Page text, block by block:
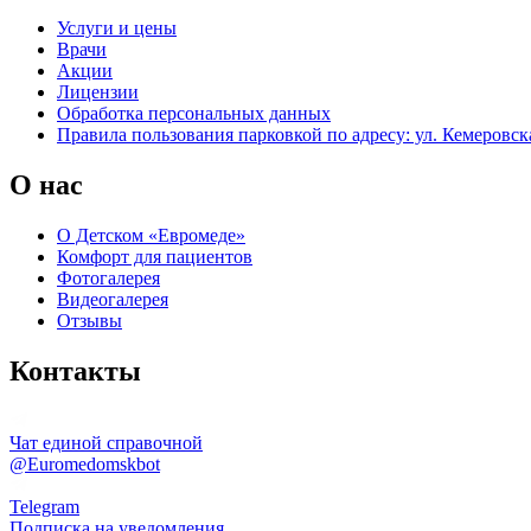
Услуги и цены
Врачи
Акции
Лицензии
Обработка персональных данных
Правила пользования парковкой по адресу: ул.
О нас
О Детском «Евромеде»
Комфорт для пациентов
Фотогалерея
Видеогалерея
Отзывы
Контакты
Чат единой справочной
@Euromedomskbot
Telegram